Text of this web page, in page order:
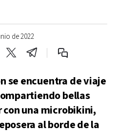
de 2022
se encuentra de viaje
bellas
con una microbikini,
al borde de la